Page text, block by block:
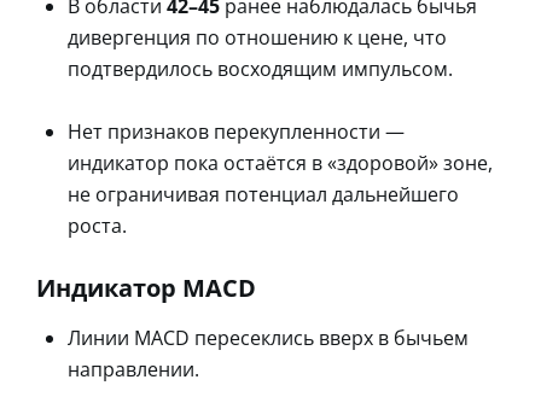
В области 42–45 ранее наблюдалась бычья
дивергенция по отношению к цене, что
подтвердилось восходящим импульсом.
Нет признаков перекупленности —
индикатор пока остаётся в «здоровой» зоне,
не ограничивая потенциал дальнейшего
роста.
Индикатор MACD
Линии MACD пересеклись вверх в бычьем
направлении.